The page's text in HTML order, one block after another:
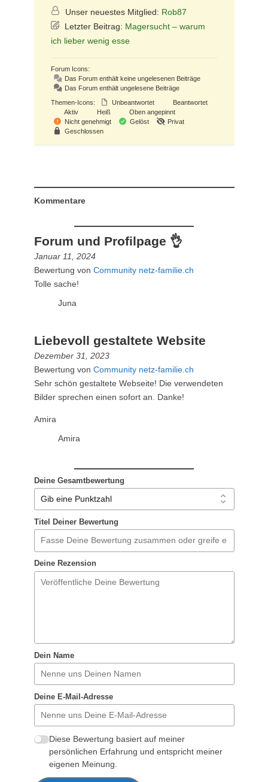
Unser neuestes Mitglied: Rob87
Letzter Beitrag: Magersucht – warum
ich lieber wenig esse
Forum Icons:
Das Forum enthält keine ungelesenen Beiträge
Das Forum enthält ungelesene Beiträge
Themen-Icons:
Unbeantwortet
Beantwortet
Aktiv
Heiß
Oben angepinnt
Nicht genehmigt
Gelöst
Privat
Geschlossen
Kommentare
Forum und Profilpage 👌
Januar 11, 2024
Bewertung von Community netz-familie.ch
Tolle sache!
Juna
Liebevoll gestaltete Website
Dezember 31, 2023
Bewertung von Community netz-familie.ch
Sehr schön gestaltete Webseite! Die verwendeten
Bilder sprechen einen sofort an. Danke!
Amira
Amira
Deine Gesamtbewertung
Titel Deiner Bewertung
Deine Rezension
Dein Name
Deine E-Mail-Adresse
Diese Bewertung basiert auf meiner
persönlichen Erfahrung und entspricht meiner
eigenen Meinung.